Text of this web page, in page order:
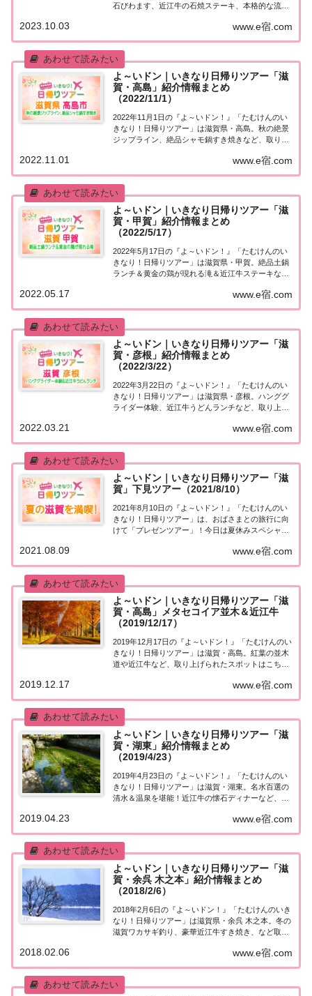
石びわます、近江牛の石焼ステーキ、本格的な流鏑
賀・近江八幡」日帰りツアー麒麟・田村さんが街行
く人にいきなり声をかけ、そのまま日帰りツアーに
ご...
www.e宿.com
2023.10.03
よ～いドン｜いきなり日帰りツアー「滋
賀・高島」紹介情報まとめ
（2022/11/1）
2022年11月1日の『よ～いドン！』「たむけんのい
きなり！日帰りツアー」は滋賀県・高島。秋の絶景
ジップライン、絶品シャモ鍋すき焼きなど、取り上
ー街行く人にいきなり声をかけ、そのまま日帰りツ
アーにご招待する『たむけんの日帰りツアー』の...
www.e宿.com
2022.11.01
よ～いドン｜いきなり日帰りツアー「滋
賀・甲賀」紹介情報まとめ
（2022/5/17）
2022年5月17日の『よ～いドン！』「たむけんのい
きなり！日帰りツアー」は滋賀県・甲賀。絶品土鍋
ランチ＆黄金の鶏が現れる滝＆近江牛ステーキな
日帰りツアー街行く人にいきなり声をかけ、そのま
ま日帰りツアーにご招待する『たむけんの日帰り
ツ...
www.e宿.com
2022.05.17
よ～いドン｜いきなり日帰りツアー「滋
賀・彦根」紹介情報まとめ
（2022/3/22）
2022年3月22日の『よ～いドン！』「たむけんのい
きなり！日帰りツアー」は滋賀県・彦根。ハンググ
ライダー体験、近江牛うどんランチなど、取り上げ
街行く人にいきなり声をかけ、そのまま日帰りツア
ーにご招待する『たむけんの日帰りツアー』のコ...
www.e宿.com
2022.03.21
よ～いドン｜いきなり日帰りツアー「滋
賀」下見ツアー（2021/8/10）
2021年8月10日の『よ～いドン！』「たむけんのい
きなり！日帰りツアー」は、おばさまとの旅行に向
けて「プレゼンツアー」！今日は夏休みスペシャ
のオススメポイントを紹介します。取り上げられた
スポットはこちら！「滋賀」日帰りプレゼンツア
ー...
www.e宿.com
2021.08.09
よ～いドン｜いきなり日帰りツアー「滋
賀・高島」メタセコイア並木＆近江牛
（2019/12/17）
2019年12月17日の『よ～いドン！』「たむけんのい
きなり！日帰りツアー」は滋賀・高島。紅葉の並木
道や近江牛など、取り上げられたスポットはこち
り声をかけ、そのまま日帰りツアーにご招待する
『たむけんの日帰りツアー』のコーナー。今日の
行...
www.e宿.com
2019.12.17
よ～いドン｜いきなり日帰りツアー「滋
賀・湖東」紹介情報まとめ
（2019/4/23）
2019年4月23日の『よ～いドン！』「たむけんのい
きなり！日帰りツアー」は滋賀・湖東。名水百選の
清水＆温泉を堪能！近江牛の懐石ディナーなど、取
帰りツアー街行く人にいきなり声をかけ、そのまま
日帰りツアーにご招待する『たむけんの日帰りツ...
www.e宿.com
2019.04.23
よ～いドン｜いきなり日帰りツアー「滋
賀・余呉 木之本」紹介情報まとめ
（2018/2/6）
2018年2月6日の『よ～いドン！』「たむけんのいき
なり！日帰りツアー」は滋賀県・余呉 木之本。冬の
滋賀ワカサギ釣り、豪華近江牛すき焼き、など取り
本」日帰りツアー今日の『たむけんの日帰りツア
ー』は滋賀・余呉 木之本。・絶景の余呉湖でワ...
www.e宿.com
2018.02.06